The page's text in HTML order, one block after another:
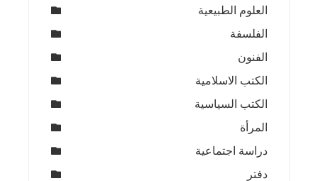
العلوم الطبيعية
الفلسفة
الفنون
الكتب الاسلامية
الكتب السياسية
المرأة
دراسة اجتماعية
دفتر